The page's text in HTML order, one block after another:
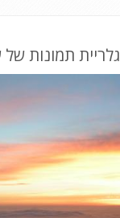
גלריית תמונות